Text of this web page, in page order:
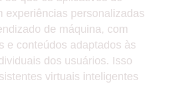
experiências personalizadas
de máquina, com
e conteúdos adaptados às
dos usuários. Isso
virtuais inteligentes